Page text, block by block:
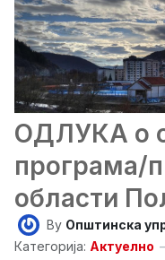
ОДЛУКА о
програма/
области
By Општинска
Категорија: Актуелно